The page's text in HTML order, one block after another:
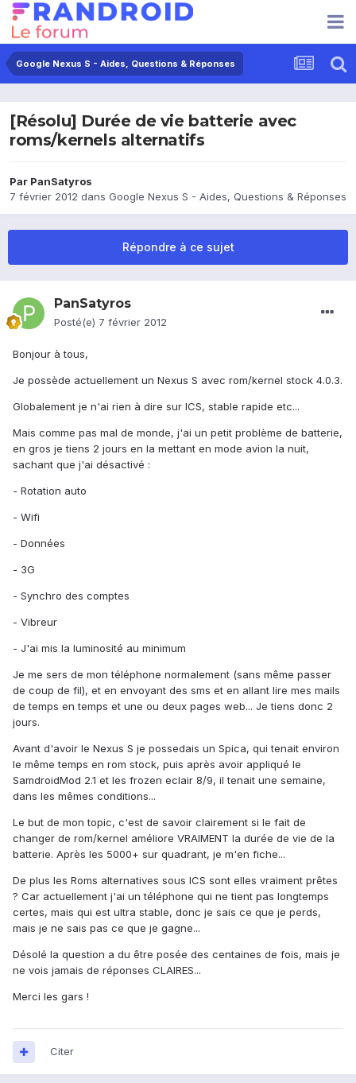
Google Nexus S - Aides, Questions & Réponses
[Résolu] Durée de vie batterie avec
roms/kernels alternatifs
Par PanSatyros
7 février 2012 dans Google Nexus S - Aides, Questions & Réponses
Répondre à ce sujet
PanSatyros
Posté(e) 7 février 2012
Bonjour à tous,
Je possède actuellement un Nexus S avec rom/kernel stock 4.0.3.
Globalement je n'ai rien à dire sur ICS, stable rapide etc...
Mais comme pas mal de monde, j'ai un petit problème de batterie,
en gros je tiens 2 jours en la mettant en mode avion la nuit,
sachant que j'ai désactivé :
- Rotation auto
- Wifi
- Données
- 3G
- Synchro des comptes
- Vibreur
- J'ai mis la luminosité au minimum
Je me sers de mon téléphone normalement (sans même passer
de coup de fil), et en envoyant des sms et en allant lire mes mails
de temps en temps et une ou deux pages web... Je tiens donc 2
jours.
Avant d'avoir le Nexus S je possedais un Spica, qui tenait environ
le même temps en rom stock, puis après avoir appliqué le
SamdroidMod 2.1 et les frozen eclair 8/9, il tenait une semaine,
dans les mêmes conditions...
Le but de mon topic, c'est de savoir clairement si le fait de
changer de rom/kernel améliore VRAIMENT la durée de vie de la
batterie. Après les 5000+ sur quadrant, je m'en fiche...
De plus les Roms alternatives sous ICS sont elles vraiment prêtes
? Car actuellement j'ai un téléphone qui ne tient pas longtemps
certes, mais qui est ultra stable, donc je sais ce que je perds,
mais je ne sais pas ce que je gagne...
Désolé la question a du être posée des centaines de fois, mais je
ne vois jamais de réponses CLAIRES...
Merci les gars !
Citer